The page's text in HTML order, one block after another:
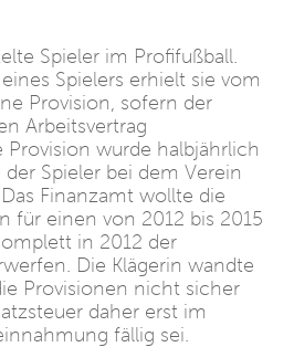
Spieler im Profifußball.
Spielers erhielt sie vom
Provision, sofern der
Arbeitsvertrag
wurde halbjährlich
Spieler bei dem Verein
Finanzamt wollte die
für einen von 2012 bis 2015
in 2012 der
Die Klägerin wandte
Provisionen nicht sicher
daher erst im
fällig sei.